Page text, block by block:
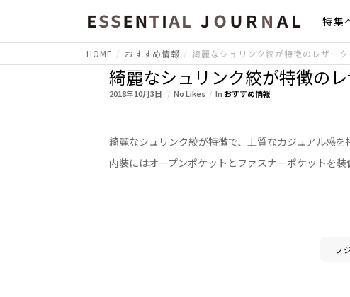
特集
HOME おすすめ情報 綺麗なシュリンク絞が特徴のレザー
綺麗なシュリンク絞が特徴の
2018年10月3日 No Likes Inおすすめ情報
綺麗なシュリンク絞が特徴で、上質なカジュアル感を
内装にはオープンポケットとファスナーポケットを
フ